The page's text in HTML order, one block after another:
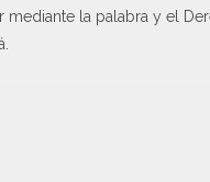
la palabra y el